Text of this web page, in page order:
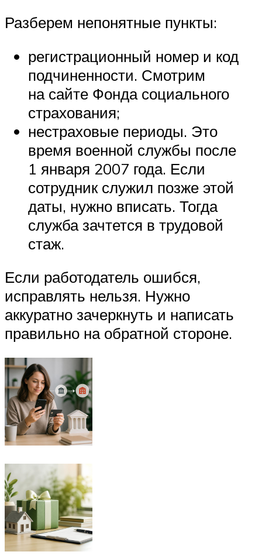
Разберем непонятные пункты:
регистрационный номер и код
подчиненности. Смотрим
на сайте Фонда социального
страхования;
нестраховые периоды. Это
время военной службы после
1 января 2007 года. Если
сотрудник служил позже этой
даты, нужно вписать. Тогда
служба зачтется в трудовой
стаж.
Если работодатель ошибся,
исправлять нельзя. Нужно
аккуратно зачеркнуть и написать
правильно на обратной стороне.